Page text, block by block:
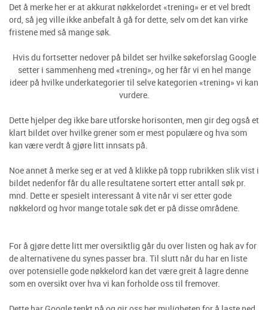
Det å merke her er at akkurat nøkkelordet «trening» er et vel bredt
ord, så jeg ville ikke anbefalt å gå for dette, selv om det kan virke
fristene med så mange søk.
Hvis du fortsetter nedover på bildet ser hvilke søkeforslag Google
setter i sammenheng med «trening», og her får vi en hel mange
ideer på hvilke underkategorier til selve kategorien «trening» vi kan
vurdere.
Dette hjelper deg ikke bare utforske horisonten, men gir deg også et
klart bildet over hvilke grener som er mest populære og hva som
kan være verdt å gjøre litt innsats på.
Noe annet å merke seg er at ved å klikke på topp rubrikken slik vist i
bildet nedenfor får du alle resultatene sortert etter antall søk pr.
mnd. Dette er spesielt interessant å vite når vi ser etter gode
nøkkelord og hvor mange totale søk det er på disse områdene.
For å gjøre dette litt mer oversiktlig går du over listen og hak av for
de alternativene du synes passer bra. Til slutt når du har en liste
over potensielle gode nøkkelord kan det være greit å lagre denne
som en oversikt over hva vi kan forholde oss til fremover.